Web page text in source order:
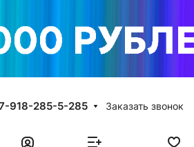
918-285-5-285 Заказать звонок